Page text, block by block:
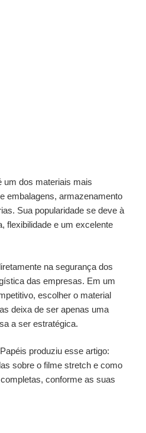
um dos materiais mais
embalagens, armazenamento
Sua popularidade se deve à
flexibilidade e um excelente
na segurança dos
das empresas. Em um
escolher o material
deixa de ser apenas uma
a ser estratégica.
produziu esse artigo:
sobre o filme stretch e como
conforme as suas